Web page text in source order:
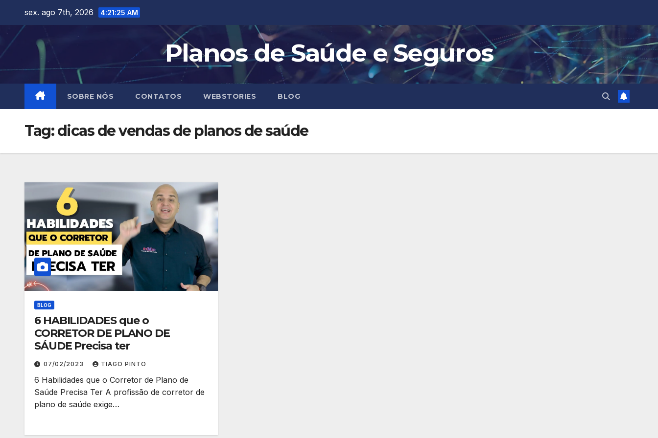
content
sex. ago 7th, 2026 4:21:26 AM
Planos de Saúde e Seguros
SOBRE NÓS CONTATOS WEBSTORIES BLOG
Tag:dicas de vendas de planos de saúde
BLOG
6 HABILIDADES que o
CORRETOR DE PLANO DE
SÁUDE Precisa ter
07/02/2023 TIAGO PINTO
6 Habilidades que o Corretor de Plano de
Saúde Precisa Ter A profissão de corretor de
plano de saúde exige…